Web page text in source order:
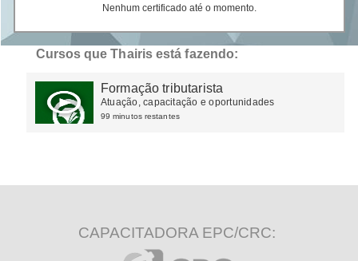
Nenhum certificado até o momento.
Cursos que Thairis está fazendo:
Formação tributarista
Atuação, capacitação e oportunidades
99 minutos restantes
CAPACITADORA EPC/CRC: